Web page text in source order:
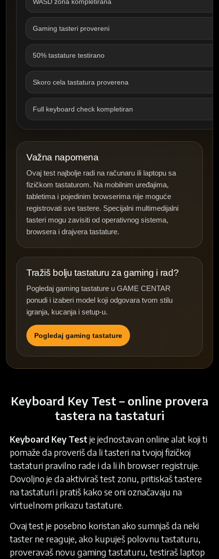
WASD zona kompletirana
Gaming tasteri provereni
50% tastature testirano
Skoro cela tastatura proverena
Full keyboard check kompletiran
Važna napomena
Ovaj test najbolje radi na računaru ili laptopu sa
fizičkom tastaturom. Na mobilnim uređajima,
tabletima i pojedinim browserima nije moguće
registrovati sve tastere. Specijalni multimedijalni
tasteri mogu zavisiti od operativnog sistema,
browsera i drajvera tastature.
Tražiš bolju tastaturu za gaming i rad?
Pogledaj gaming tastature u GAME CENTAR
ponudi i izaberi model koji odgovara tvom stilu
igranja, kucanja i setup-u.
Pogledaj gaming tastature
Keyboard Key Test – online provera
tastera na tastaturi
Keyboard Key Test je jednostavan online alat koji ti
pomaže da proveriš da li tasteri na tvojoj fizičkoj
tastaturi pravilno rade i da li ih browser registruje.
Dovoljno je da aktiviraš test zonu, pritiskaš tastere
na tastaturi i pratiš kako se oni označavaju na
virtuelnom prikazu tastature.
Ovaj test je posebno koristan ako sumnjaš da neki
taster ne reaguje, ako kupuješ polovnu tastaturu,
proveravaš novu gaming tastaturu, testiraš laptop